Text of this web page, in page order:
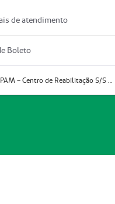
de atendimento
Boleto
Prestador CERPAM – Centro de Reabilitação S/S Ltda-ME (52004274-8)